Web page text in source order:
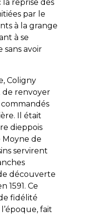
reprise des
par le
à la grange
à se
avoir
Coligny
de renvoyer
commandés
Il était
dieppois
Moyne de
servirent
découverte
1591. Ce
fidélité
fait